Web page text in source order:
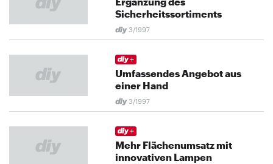
Sicherheitssortiments
3/1997
Umfassendes Angebot aus
einer Hand
3/1997
Mehr Flächenumsatz mit
innovativen Lampen